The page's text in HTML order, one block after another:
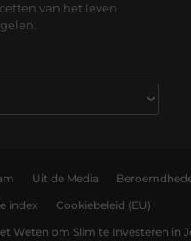
van het leven
Uit de Media
index Cookiebeleid (EU)
Weten om Slim te Investeren in